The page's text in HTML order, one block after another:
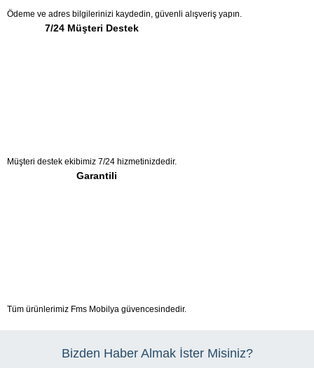
Ödeme ve adres bilgilerinizi kaydedin, güvenli alışveriş yapın.
7/24 Müşteri Destek
Müşteri destek ekibimiz 7/24 hizmetinizdedir.
Garantili
Tüm ürünlerimiz Fms Mobilya güvencesindedir.
Bizden Haber Almak İster Misiniz?